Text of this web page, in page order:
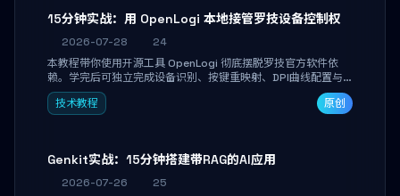
15分钟实战：用 OpenLogi 本地接管罗技设备控制权
2026-07-28
24
本教程带你使用开源工具 OpenLogi 彻底摆脱罗技官方软件依
赖。学完后可独立完成设备识别、按键重映射、DPI曲线配置与
SmartShift调节，实现完全离线控制，保护隐私并释放硬件性
能。
技术教程 原创
Genkit实战：15分钟搭建带RAG的AI应用
2026-07-26
25